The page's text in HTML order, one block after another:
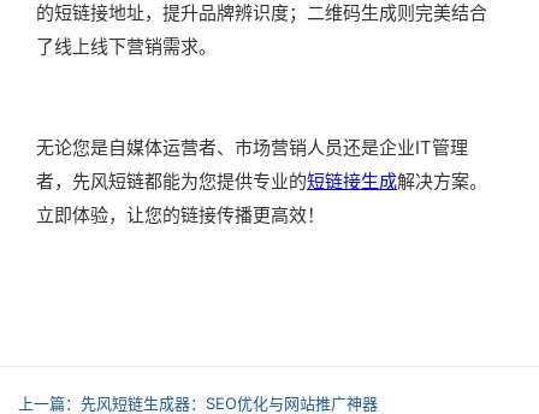
的短链接地址，提升品牌辨识度；二维码生成则完美结合
了线上线下营销需求。
无论您是自媒体运营者、市场营销人员还是企业IT管理
者，先风短链都能为您提供专业的短链接生成解决方案。
立即体验，让您的链接传播更高效！
上一篇：先风短链生成器：SEO优化与网站推广神器